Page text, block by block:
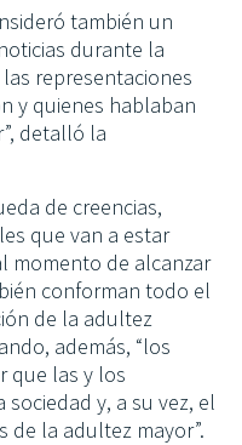
también un
durante la
representaciones
y quienes hablaban
detalló la
de creencias,
que van a estar
momento de alcanzar
conforman todo el
de la adultez
además, “los
que las y los
y, a su vez, el
de la adultez mayor”.